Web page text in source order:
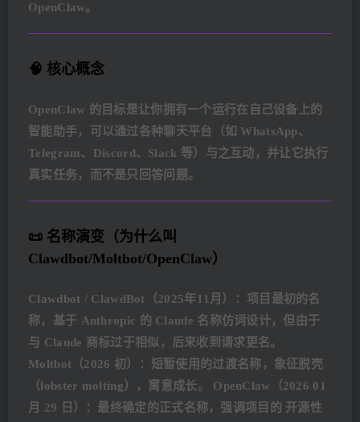
OpenClaw。
🧠 核心概念
OpenClaw 的目标是让你拥有一个运行在自己设备上的
智能助手，可以通过各种聊天平台（如 WhatsApp、
Telegram、Discord、Slack 等）与之互动，并让它执行
真实任务，而不是只回答问题。
📜 名称演变（为什么叫
Clawdbot/Moltbot/OpenClaw）
Clawdbot / ClawdBot（2025年11月）：项目最初的名
称，基于 Anthropic 的 Claude 名称仿词设计，但由于
与 Claude 商标过于相似，后来收到请求更名。
Moltbot（2026 初）：短暂使用的过渡名称，象征脱壳
（lobster molting），寓意成长。 OpenClaw（2026 01
月 29 日）：最终确定的正式名称，强调项目的 开源性